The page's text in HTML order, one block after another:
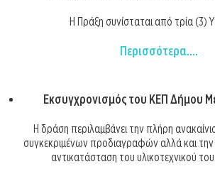
Η Πράξη συνίσταται από τρία (3)
Περισσότερα....
Εκσυγχρονισμός του ΚΕΠ Δήμου
Η δράση περιλαμβάνει την πλήρη
συγκεκριμένων προδιαγραφών αλλά και την
αντικατάσταση του υλικοτεχνικού